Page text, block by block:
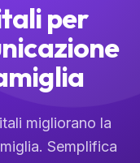
per
migliorano la
Semplifica